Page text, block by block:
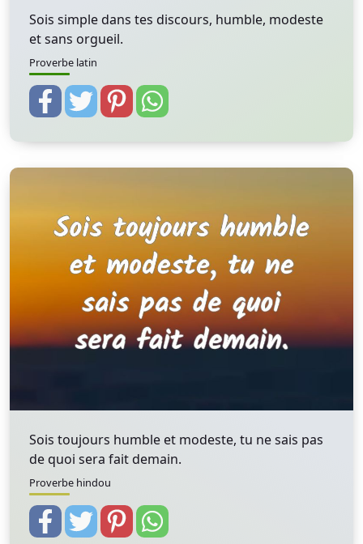
Sois simple dans tes discours, humble, modeste
et sans orgueil.
Proverbe latin
Sois toujours humble et modeste, tu ne sais pas
de quoi sera fait demain.
Proverbe hindou